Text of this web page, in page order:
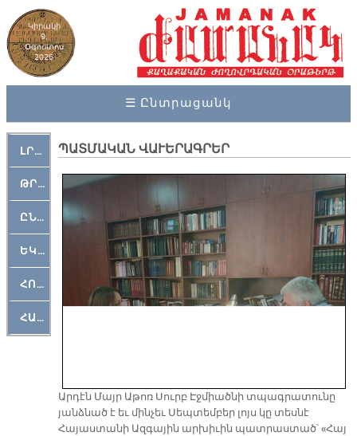
Կիրակի
9,
Օգոստոս
2026
☰ Ընտրացանկ
ԼՐԱՀՈՍ
ԹՐՔԱՀԱՅ ԿԵԱՆՔ
ԸՆԿԵՐԱՄՇԱԿՈՒԹԱՅԻՆ
ԵԿԵՂԵՑԱԿԱՆ
ՀՈԳԵՄՏԱՒՈՐ
ՀԱՐԹԱԿ
ՊԱՏՄԱԿԱՆ ՎԱՒԵՐԱԳՐԵՐ
Արդէն Մայր Աթոռ Սուրբ Էջմիածնի տպագրատունը
յանձնած է եւ մինչեւ Սեպտեմբեր լոյս կը տեսնէ
Հայաստանի Ազգային արխիւին պատրաստած՝ «Հայ